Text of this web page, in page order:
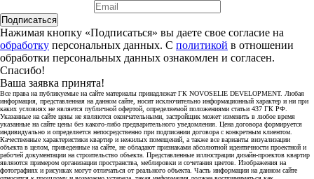
Подписаться
Нажимая кнопку «Подписаться» вы даете свое согласие на
обработку персональных данных. С политикой в отношении
обработки персональных данных ознакомлен и согласен.
Спасибо!
Ваша заявка принята!
Все права на публикуемые на сайте материалы принадлежат ГК NOVOSELIE DEVELOPMENT. Любая
информация, представленная на данном сайте, носит исключительно информационный характер и ни при
каких условиях не является публичной офертой, определяемой положениями статьи 437 ГК РФ.
Указанные на сайте цены не являются окончательными, застройщик может изменить в любое время
указанные на сайте цены без какого-либо предварительного уведомления. Цена договора формируется
индивидуально и определяется непосредственно при подписании договора с конкретным клиентом.
Качественные характеристики квартир и нежилых помещений, а также все варианты визуализации
объекта в целом, приведенные на сайте, не обладают признаками абсолютной идентичности проектной и
рабочей документации на строительство объекта. Представленные иллюстрации дизайн-проектов квартир
являются примером организации пространства, меблировки и сочетания цветов. Изображения на
фотографиях и рисунках могут отличаться от реального объекта. Часть информации на данном сайте